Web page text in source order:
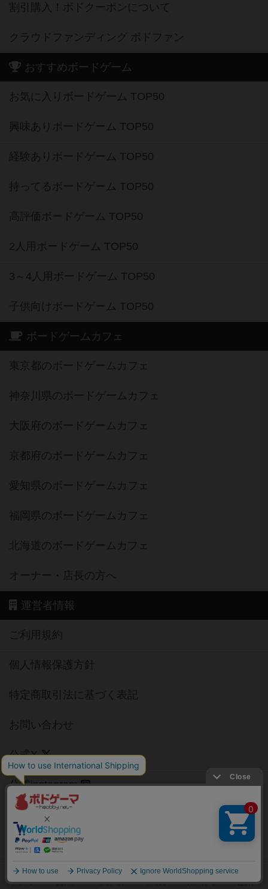
割引購入！ボドクーポンについて
クラウドファンディング ボドファン
おすすめボードゲーム
お気に入りボードゲーム TOP50
興味ありボードゲーム TOP50
経験ありボードゲーム TOP50
持ってるボードゲーム TOP50
高評価ボードゲーム TOP50
2人用ボードゲーム TOP50
3～4人用ボードゲーム TOP50
子供向けボードゲーム TOP50
ボードゲームカフェ
東京都のボードゲームカフェ
神奈川県のボードゲームカフェ
大阪府のボードゲームカフェ
京都府のボードゲームカフェ
愛知県のボードゲームカフェ
福岡県のボードゲームカフェ
北海道のボードゲームカフェ
オーナー・店長の方へ
運営者情報
ご利用規約
個人情報保護方針
特定商取引法に基づく表記
お問い合わせ
公式X
公式instagram
公式Facebook
公式YouTubeチャンネル
Copyright (c)
【ボドゲーマ】ボードゲームの総合情報サイト